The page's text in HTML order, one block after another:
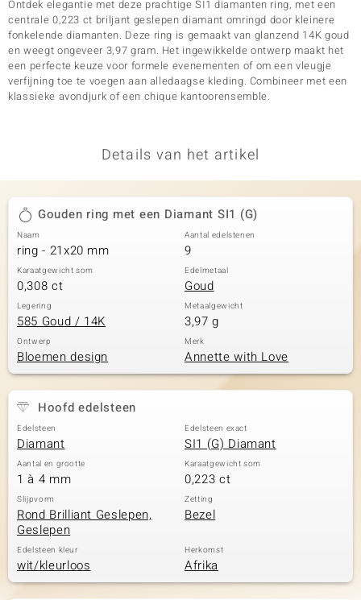
Ontdek elegantie met deze prachtige SI1 diamanten ring, met een
centrale 0,223 ct briljant geslepen diamant omringd door kleinere
fonkelende diamanten. Deze ring is gemaakt van glanzend 14K goud
en weegt ongeveer 3,97 gram. Het ingewikkelde ontwerp maakt het
een perfecte keuze voor formele evenementen of om een vleugje
verfijning toe te voegen aan alledaagse kleding. Combineer met een
klassieke avondjurk of een chique kantoorensemble.
Details van het artikel
Gouden ring met een Diamant SI1 (G)
Naam
ring - 21x20 mm
Aantal edelstenen
9
Karaatgewicht som
0,308 ct
Edelmetaal
Goud
Legering
585 Goud / 14K
Metaalgewicht
3,97 g
Ontwerp
Bloemen design
Merk
Annette with Love
Hoofd edelsteen
Edelsteen
Diamant
Edelsteen exact
SI1 (G) Diamant
Aantal en grootte
1 à 4 mm
Karaatgewicht som
0,223 ct
Slijpvorm
Rond Brilliant Geslepen,
Geslepen
Zetting
Bezel
Edelsteen kleur
wit/kleurloos
Herkomst
Afrika